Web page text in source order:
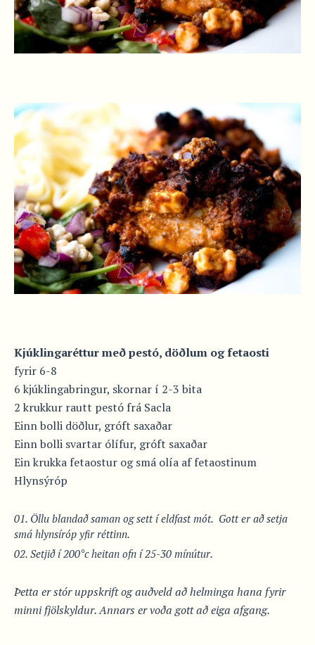
Kjúklingaréttur með pestó, döðlum og fetaosti
fyrir 6-8
6 kjúklingabringur, skornar í 2-3 bita
2 krukkur rautt pestó frá Sacla
Einn bolli döðlur, gróft saxaðar
Einn bolli svartar ólífur, gróft saxaðar
Ein krukka fetaostur og smá olía af fetaostinum
Hlynsýróp
Öllu blandað saman og sett í eldfast mót. Gott er að setja
smá hlynsíróp yfir réttinn.
Setjið í 200°c heitan ofn í 25-30 mínútur.
Þetta er stór uppskrift og auðveld að helminga hana fyrir
minni fjölskyldur. Annars er voða gott að eiga afgang.